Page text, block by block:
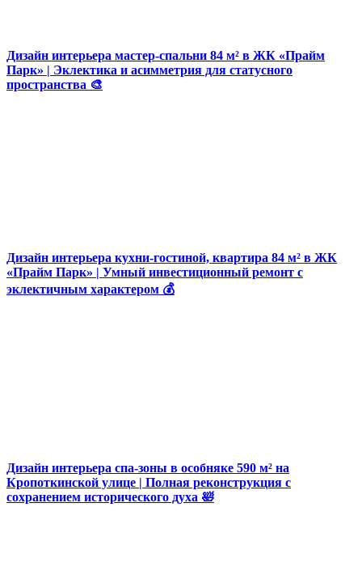
Дизайн интерьера мастер-спальни 84 м² в ЖК «Прайм
Парк» | Эклектика и асимметрия для статусного
пространства 🎨
Дизайн интерьера кухни-гостиной, квартира 84 м² в ЖК
«Прайм Парк» | Умный инвестиционный ремонт с
эклектичным характером 💰
Дизайн интерьера спа-зоны в особняке 590 м² на
Кропоткинской улице | Полная реконструкция с
сохранением исторического духа 🛀